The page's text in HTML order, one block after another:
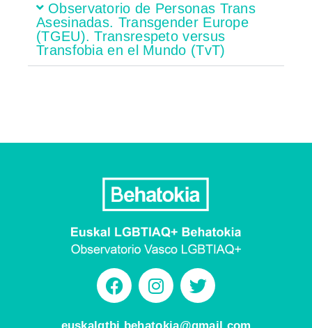
Observatorio de Personas Trans
Asesinadas. Transgender Europe
(TGEU). Transrespeto versus
Transfobia en el Mundo (TvT)